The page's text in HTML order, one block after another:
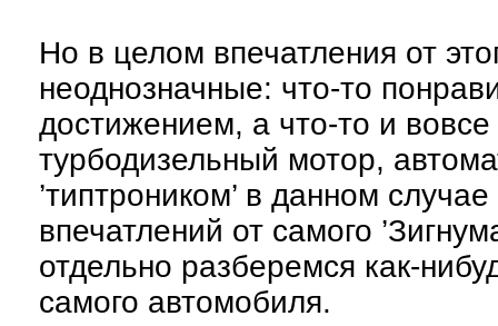
Но в целом впечатления от
неоднозначные: что-то
достижением, а что-то и
турбодизельный мотор,
’типтроником’ в данном
впечатлений от самого
отдельно разберемся как-
самого автомобиля.